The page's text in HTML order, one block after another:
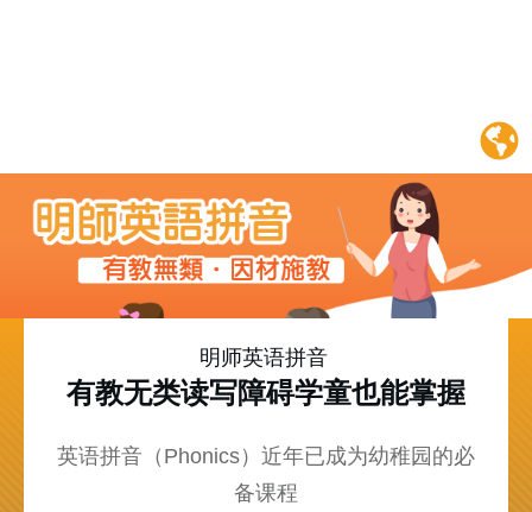
英語讀寫能力
明师英语拼音
有教无类读写障碍学童也能掌握
英语拼音（Phonics）近年已成为幼稚园的必
备课程